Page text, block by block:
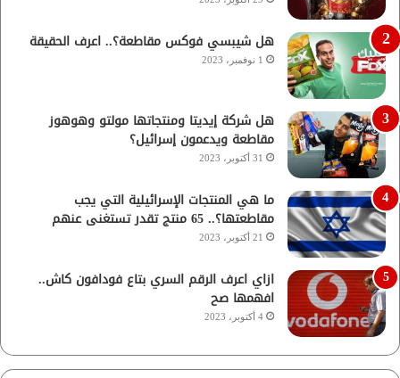
هل شيبسي فوكس مقاطعة؟.. اعرف الحقيقة
1 نوفمبر، 2023
هل شركة إيديتا ومنتجاتها مولتو وهوهوز
مقاطعة ويدعمون إسرائيل؟
31 أكتوبر، 2023
ما هي المنتجات الإسرائيلية التي يجب
مقاطعتها؟.. 65 منتج تقدر تستغنى عنهم
21 أكتوبر، 2023
ازاي اعرف الرقم السري بتاع فودافون كاش..
افهمها صح
4 أكتوبر، 2023